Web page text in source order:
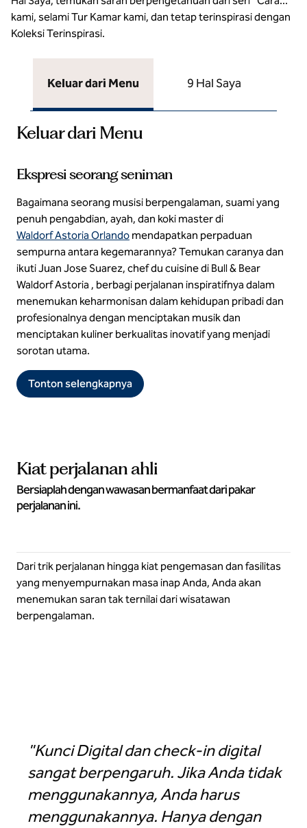
kami, selami Tur Kamar kami, dan tetap terinspirasi dengan
Koleksi Terinspirasi.
Keluar dari Menu 9 Hal Saya
Keluar dari Menu
Ekspresi seorang seniman
Bagaimana seorang musisi berpengalaman, suami yang
penuh pengabdian, ayah, dan koki master di
Waldorf Astoria Orlando mendapatkan perpaduan
sempurna antara kegemarannya? Temukan caranya dan
ikuti Juan Jose Suarez, chef du cuisine di Bull & Bear
Waldorf Astoria , berbagi perjalanan inspiratifnya dalam
menemukan keharmonisan dalam kehidupan pribadi dan
profesionalnya dengan menciptakan musik dan
menciptakan kuliner berkualitas inovatif yang menjadi
sorotan utama.
Tonton selengkapnya
Kiat perjalanan ahli
Bersiaplah dengan wawasan bermanfaat dari pakar
perjalanan ini.
Dari trik perjalanan hingga kiat pengemasan dan fasilitas
yang menyempurnakan masa inap Anda, Anda akan
menemukan saran tak ternilai dari wisatawan
berpengalaman.
"Kunci Digital dan check-in digital
sangat berpengaruh. Jika Anda tidak
menggunakannya, Anda harus
menggunakannya. Hanya dengan